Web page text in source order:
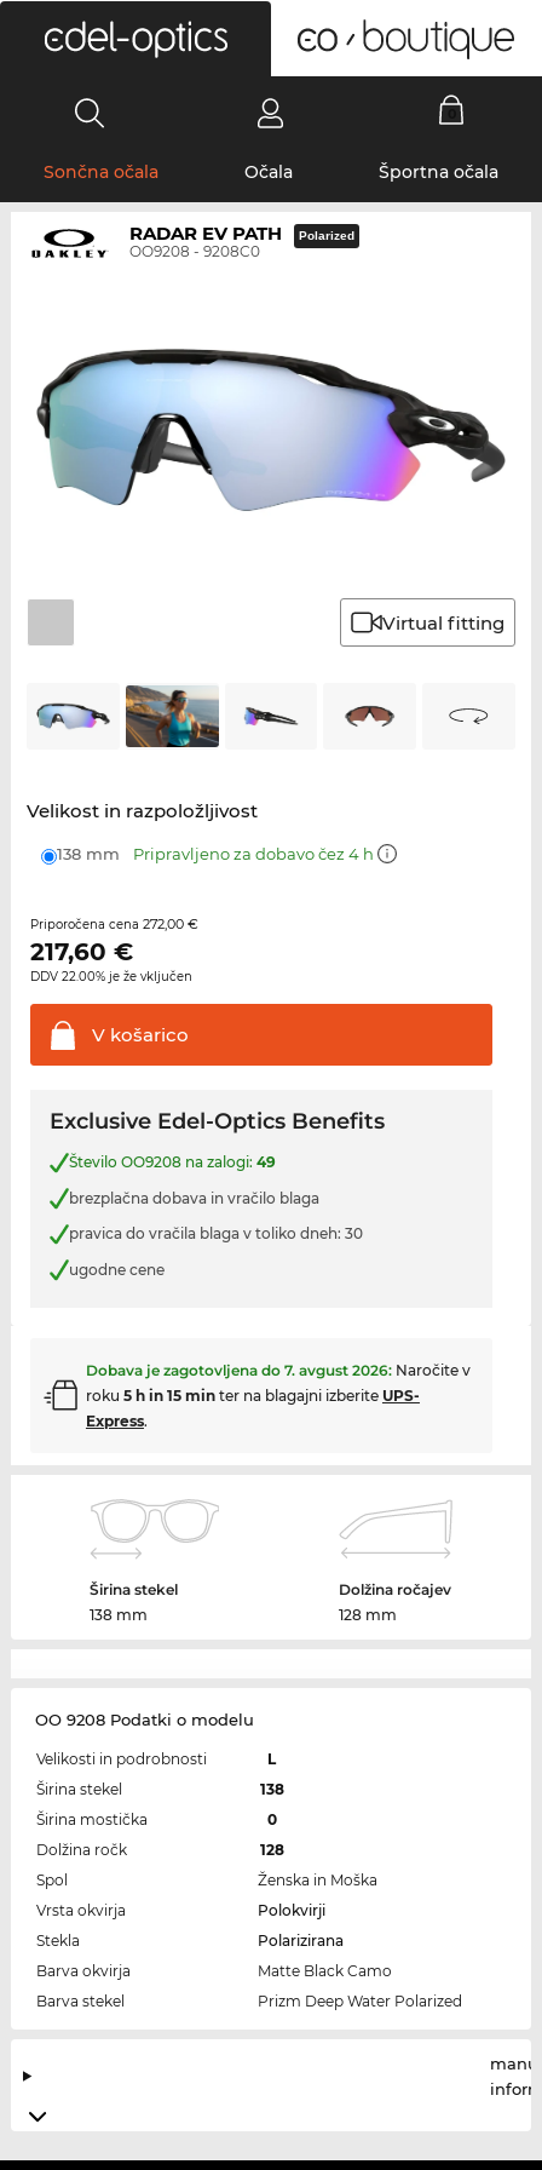
Sončna očala Očala Športna očala
RADAR EV PATH
OO9208 - 9208C0
Polarized
Virtual fitting
Velikost in razpoložljivost
138 mm Pripravljeno za dobavo čez 4 h
Priporočena cena 272,00 €
217,60 €
DDV 22.00% je že vključen
Vkošarico
Exclusive Edel-Optics Benefits
Število OO9208 na zalogi: 49
brezplačna dobava in vračilo blaga
pravica do vračila blaga v toliko dneh: 30
ugodne cene
Dobava je zagotovljena do 7. avgust 2026: Naročite v
roku 5 h in 15 minter na blagajni izberite UPS-
Express.
Širina stekel
138 mm
Dolžina ročajev
128 mm
OO 9208 Podatki o modelu
Velikosti in podrobnosti
L
Širina stekel
138
Širina mostička
0
Dolžina ročk
128
Spol
Ženska in Moška
Vrsta okvirja
Polokvirji
Stekla
Polarizirana
Barva okvirja
Matte Black Camo
Barva stekel
Prizm Deep Water Polarized